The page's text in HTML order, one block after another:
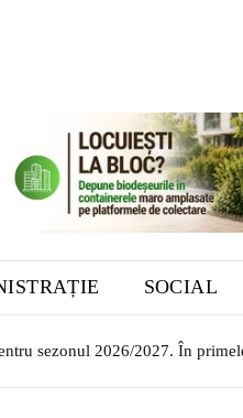
SOCIAL
sezonul 2026/2027. În primele
Bistrița. Vernisajul are loc